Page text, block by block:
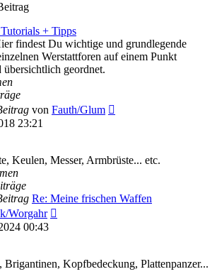
+ Tipps
findest Du wichtige und grundlegende
Werstattforen auf einem Punkt
übersichtlich geordnet.
von Fauth/Glum
23:21
Keulen, Messer, Armbrüste... etc.
Re: Meine frischen Waffen
Worgahr
00:43
Brigantinen, Kopfbedeckung, Plattenpanzer...